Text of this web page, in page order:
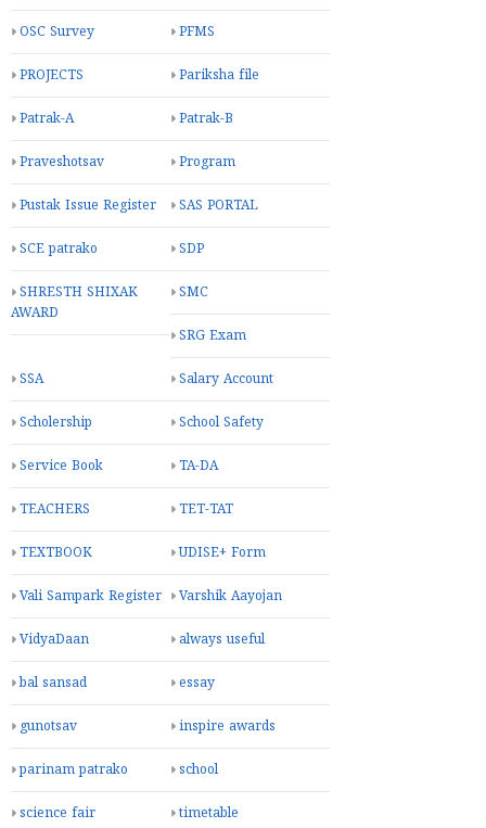
OSC Survey PFMS
PROJECTS Pariksha file
Patrak-A Patrak-B
Praveshotsav Program
Pustak Issue Register SAS PORTAL
SCE patrako SDP
SHRESTH SHIXAK
AWARD
SMC
SRG Exam
SSA Salary Account
Scholership School Safety
Service Book TA-DA
TEACHERS TET-TAT
TEXTBOOK UDISE+ Form
Vali Sampark Register Varshik Aayojan
VidyaDaan always useful
bal sansad essay
gunotsav inspire awards
parinam patrako school
science fair timetable